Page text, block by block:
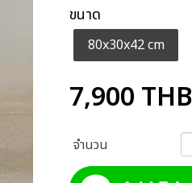
ขนาด
80x30x42 cm
7,900 THB
จำนวน